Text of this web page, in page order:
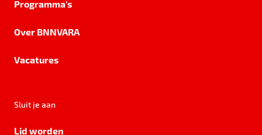
Programma's
Over BNNVARA
Vacatures
Sluit je aan
Lid worden